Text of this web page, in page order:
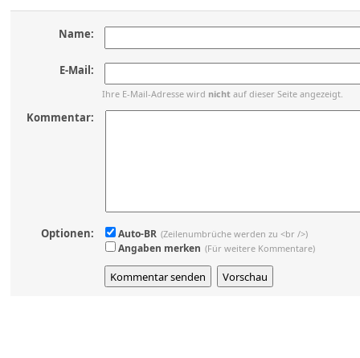
Name:
E-Mail:
Ihre E-Mail-Adresse wird nicht auf dieser Seite angezeigt.
Kommentar:
Optionen: Auto-BR (Zeilenumbrüche werden zu <br />)
Angaben merken (Für weitere Kommentare)